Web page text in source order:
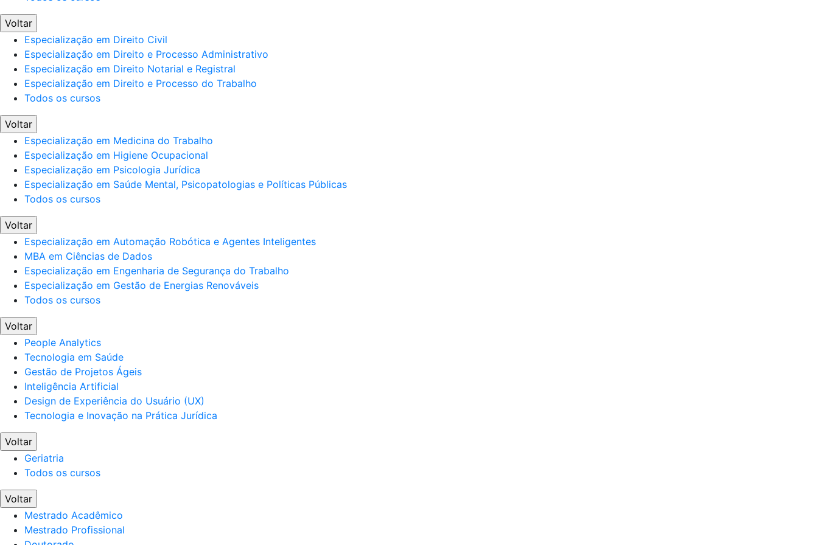
Voltar
Especialização em Direito Civil
Especialização em Direito e Processo Administrativo
Especialização em Direito Notarial e Registral
Especialização em Direito e Processo do Trabalho
Todos os cursos
Voltar
Especialização em Medicina do Trabalho
Especialização em Higiene Ocupacional
Especialização em Psicologia Jurídica
Especialização em Saúde Mental, Psicopatologias e Políticas Públicas
Todos os cursos
Voltar
Especialização em Automação Robótica e Agentes Inteligentes
MBA em Ciências de Dados
Especialização em Engenharia de Segurança do Trabalho
Especialização em Gestão de Energias Renováveis
Todos os cursos
Voltar
People Analytics
Tecnologia em Saúde
Gestão de Projetos Ágeis
Inteligência Artificial
Design de Experiência do Usuário (UX)
Tecnologia e Inovação na Prática Jurídica
Voltar
Geriatria
Todos os cursos
Voltar
Mestrado Acadêmico
Mestrado Profissional